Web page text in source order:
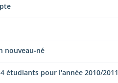
nouveau-né
étudiants pour l'année 2010/2011